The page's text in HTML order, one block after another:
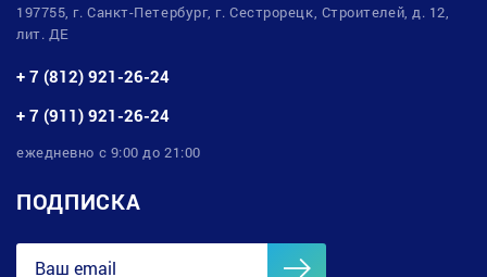
197755, г. Санкт-Петербург, г. Сестрорецк, Строителей, д. 12,
лит. ДЕ
+ 7 (812) 921-26-24
+ 7 (911) 921-26-24
ежедневно с 9:00 до 21:00
ПОДПИСКА